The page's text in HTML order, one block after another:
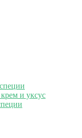
и уксус